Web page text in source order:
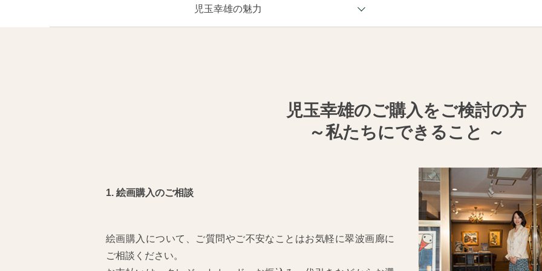
児玉幸雄の魅力
児玉幸雄のご購入をご検討の方
～私たちにできること ～
1. 絵画購入のご相談
絵画購入について、ご質問やご不安なことはお気軽に翠波画廊に
ご相談ください。